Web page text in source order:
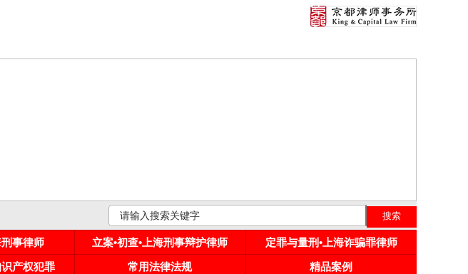
事律师 立案•初查•上海刑事辩护律师
定罪与量刑•上海诈骗罪律师
产权犯罪 常用法律法规 精品案例